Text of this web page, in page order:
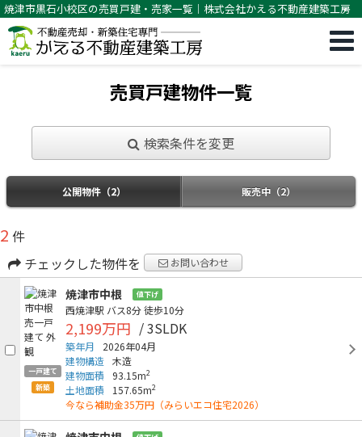
焼津市黒石小校区の売買戸建・売家一覧｜株式会社かえる不動産建築工房
売買戸建物件一覧
検索条件を変更
公開物件（2） 販売中（2）
2 件
チェックした物件を
お問い合わせ
一戸建て
新築
焼津市中根 値下げ
西焼津駅 バス8分徒歩10分
2,199万円 / 3SLDK
築年月
2026年04月
建物構造 木造
建物面積
93.15m2
土地面積 157.65m2
今なら補助金35万円（みらいエコ住宅2026）